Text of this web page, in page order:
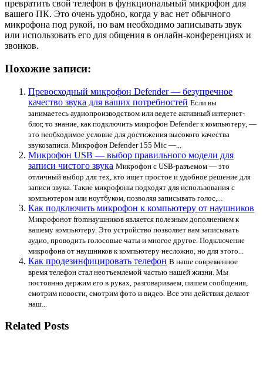
превратить свой телефон в функциональный микрофон для
вашего ПК. Это очень удобно, когда у вас нет обычного
микрофона под рукой, но вам необходимо записывать звук
или использовать его для общения в онлайн-конференциях и
звонков.
Похожие записи:
Превосходный микрофон Defender — безупречное
качество звука для ваших потребностей Если вы
занимаетесь аудиопроизводством или ведете активный интернет-
блог, то знание, как подключить микрофон Defender к компьютеру, —
это необходимое условие для достижения высокого качества
звукозаписи. Микрофон Defender 155 Mic —...
Микрофон USB — выбор правильного модели для
записи чистого звука Микрофон с USB-разъемом — это
отличный выбор для тех, кто ищет простое и удобное решение для
записи звука. Такие микрофоны подходят для использования с
компьютером или ноутбуком, позволяя записывать голос,...
Как подключить микрофон к компьютеру от наушников
Микрофонот fromнаушников является полезным дополнением к
вашему компьютеру. Это устройство позволяет вам записывать
аудио, проводить голосовые чаты и многое другое. Подключение
микрофона от наушников к компьютеру несложно, но для этого...
Как продезинфицировать телефон В наше современное
время телефон стал неотъемлемой частью нашей жизни. Мы
постоянно держим его в руках, разговариваем, пишем сообщения,
смотрим новости, смотрим фото и видео. Все эти действия делают
наш...
Related Posts